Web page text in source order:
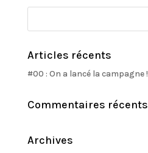
Articles récents
#00 : On a lancé la campagne !
Commentaires récents
Archives